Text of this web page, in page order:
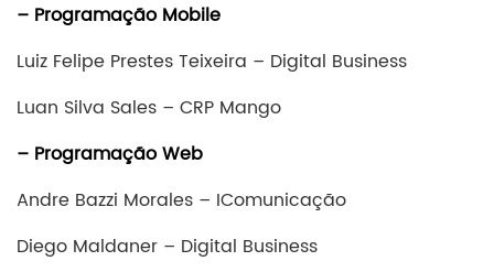
– Programação Mobile
Luiz Felipe Prestes Teixeira – Digital Business
Luan Silva Sales – CRP Mango
– Programação Web
Andre Bazzi Morales – IComunicação
Diego Maldaner – Digital Business